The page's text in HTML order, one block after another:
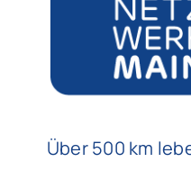
Über 500 km